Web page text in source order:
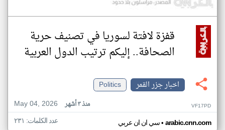
قفزة لافتة لسوريا في تصنيف حرية
الصحافة.. إليكم ترتيب الدول العربية
اخبار جزر القمر
Politics
May 04, 2026
منذ ٣ أشهر VF17PD
سي ان ان عربي• arabic.cnn.com عدد الكلمات: ٢٣١